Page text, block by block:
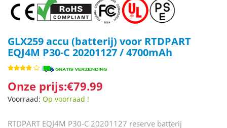
GLX259 accu (batterij) voor RTDPART
EQJ4M P30-C 20201127 / 4700mAh
Onze prijs:€79.99
Voorraad: Op voorraad !
RTDPART EQJ4M P30-C 20201127 reserve batterij